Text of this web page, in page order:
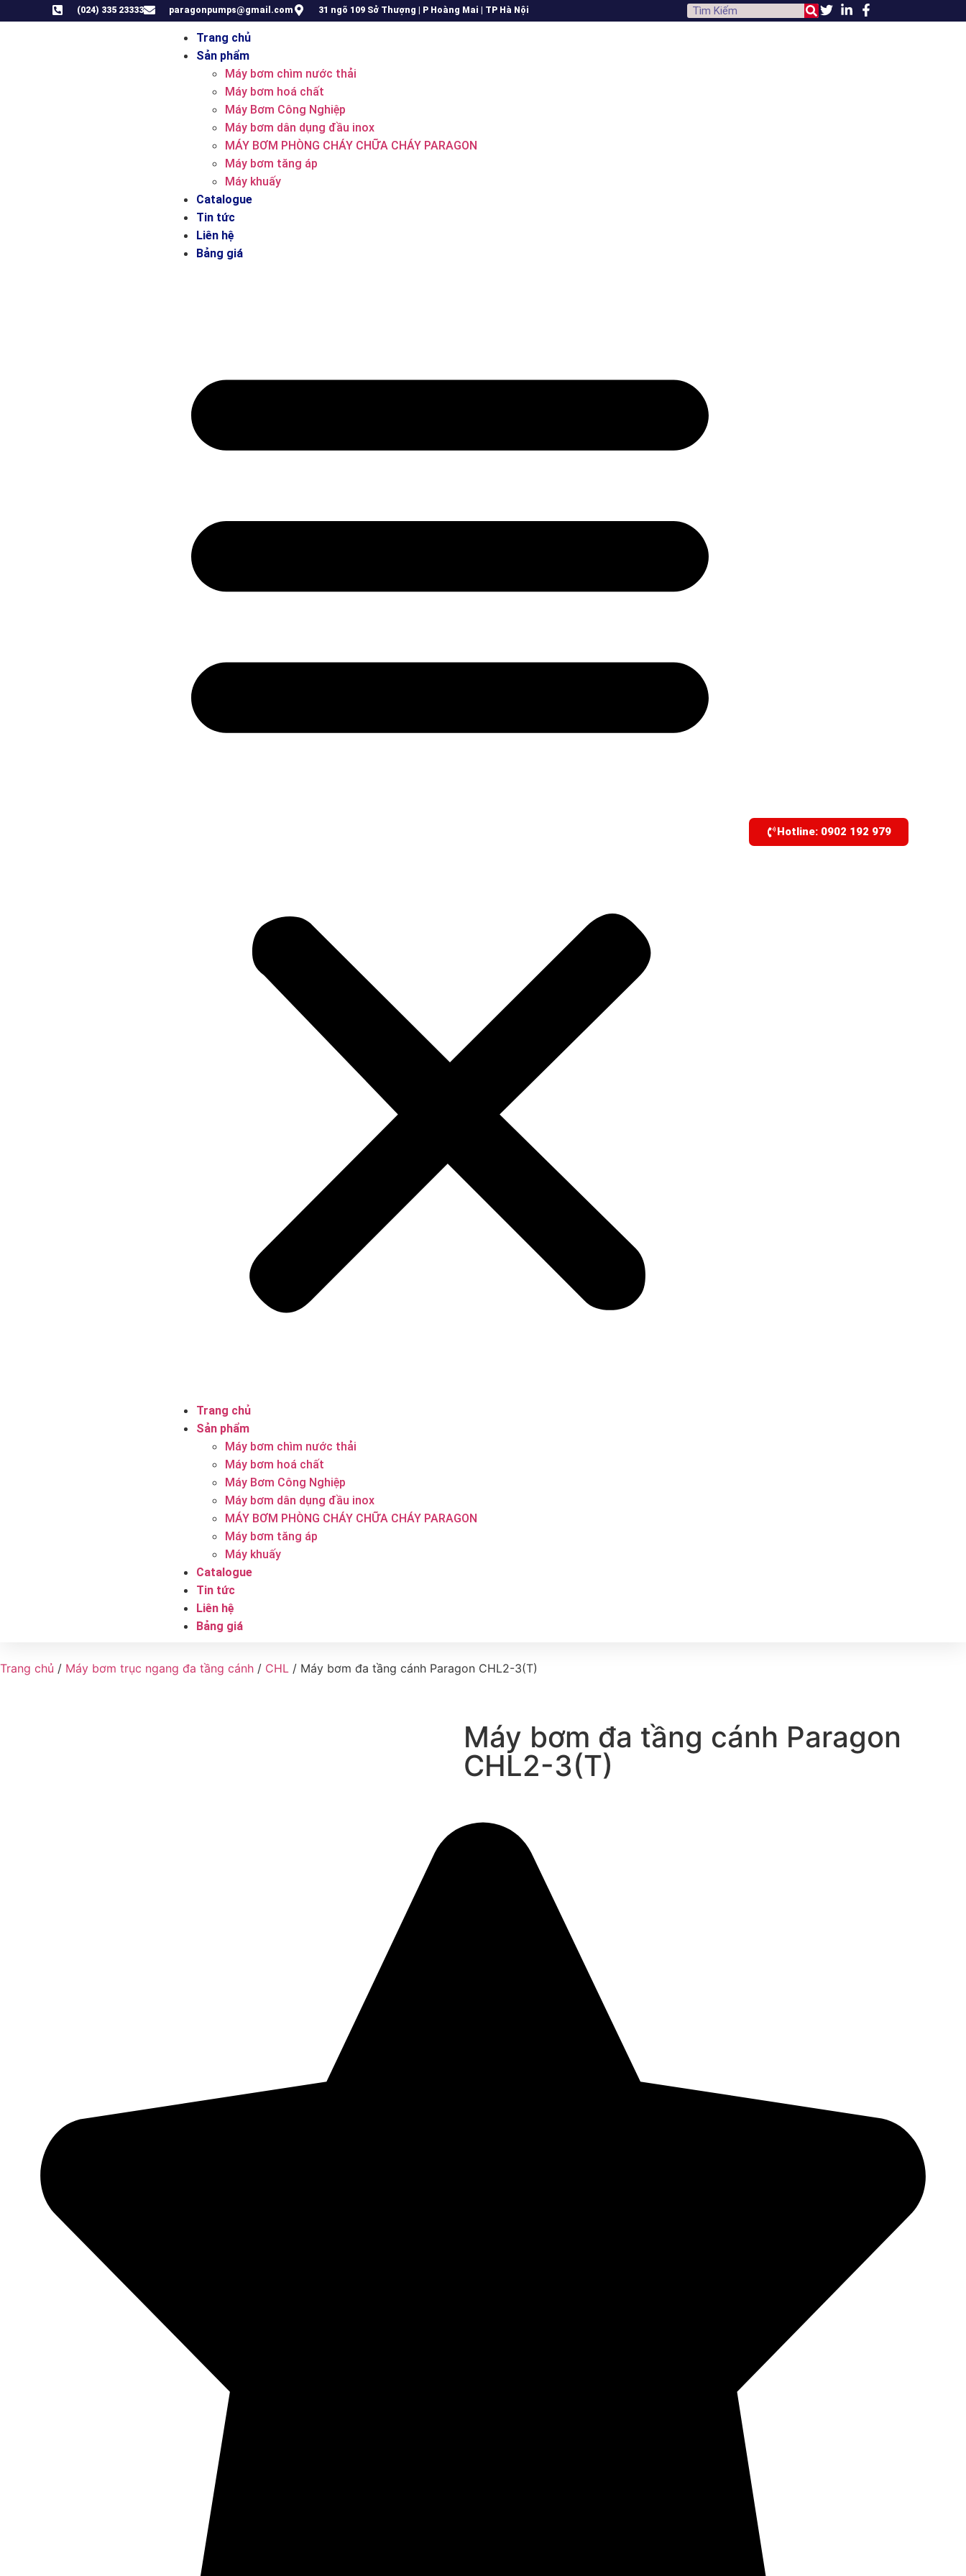
(024) 335 23333 paragonpumps@gmail.com 31 ngõ 109 Sở Thượng | P Hoàng Mai | TP Hà Nội
Trang chủ
Sản phẩm
Máy bơm chìm nước thải
Máy bơm hoá chất
Máy Bơm Công Nghiệp
Máy bơm dân dụng đầu inox
MÁY BƠM PHÒNG CHÁY CHỮA CHÁY PARAGON
Máy bơm tăng áp
Máy khuấy
Catalogue
Tin tức
Liên hệ
Bảng giá
Trang chủ
Sản phẩm
Máy bơm chìm nước thải
Máy bơm hoá chất
Máy Bơm Công Nghiệp
Máy bơm dân dụng đầu inox
MÁY BƠM PHÒNG CHÁY CHỮA CHÁY PARAGON
Máy bơm tăng áp
Máy khuấy
Catalogue
Tin tức
Liên hệ
Bảng giá
Hotline: 0902 192 979
Trang chủ / Máy bơm trục ngang đa tầng cánh / CHL / Máy bơm đa tầng cánh Paragon CHL2-3(T)
Máy bơm đa tầng cánh Paragon
CHL2-3(T)